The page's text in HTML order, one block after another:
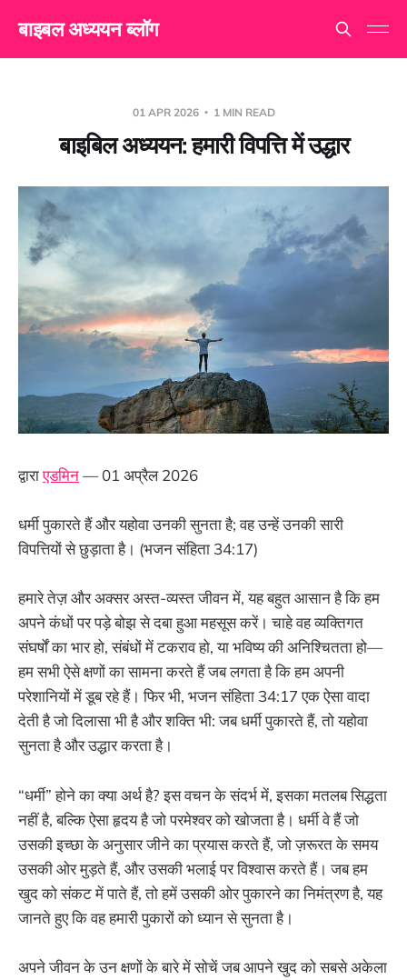
बाइबल अध्ययन ब्लॉग
01 APR 2026 1 MIN READ
बाइबिल अध्ययन: हमारी विपत्ति में उद्धार
द्वाराएडमिन— 01 अप्रैल 2026
धर्मी पुकारते हैं और यहोवा उनकी सुनता है; वह उन्हें उनकी सारी
विपत्तियों से छुड़ाता है। (भजन संहिता 34:17)
हमारे तेज़ और अक्सर अस्त-व्यस्त जीवन में, यह बहुत आसान है कि हम
अपने कंधों पर पड़े बोझ से दबा हुआ महसूस करें। चाहे वह व्यक्तिगत
संघर्षों का भार हो, संबंधों में टकराव हो, या भविष्य की अनिश्चितता हो—
हम सभी ऐसे क्षणों का सामना करते हैं जब लगता है कि हम अपनी
परेशानियों में डूब रहे हैं। फिर भी, भजन संहिता 34:17 एक ऐसा वादा
देती है जो दिलासा भी है और शक्ति भी: जब धर्मी पुकारते हैं, तो यहोवा
सुनता है और उद्धार करता है।
“धर्मी” होने का क्या अर्थ है? इस वचन के संदर्भ में, इसका मतलब सिद्धता
नहीं है, बल्कि ऐसा हृदय है जो परमेश्वर को खोजता है। धर्मी वे हैं जो
उसकी इच्छा के अनुसार जीने का प्रयास करते हैं, जो ज़रूरत के समय
उसकी ओर मुड़ते हैं, और उसकी भलाई पर विश्वास करते हैं। जब हम
खुद को संकट में पाते हैं, तो हमें उसकी ओर पुकारने का निमंत्रण है, यह
जानते हुए कि वह हमारी पुकारों को ध्यान से सुनता है।
अपने जीवन के उन क्षणों के बारे में सोचें जब आपने खुद को सबसे अकेला